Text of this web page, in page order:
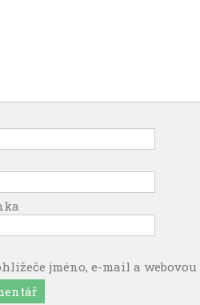
jméno, e-mail a